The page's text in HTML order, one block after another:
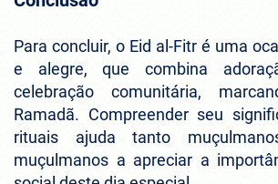
Para concluir, o Eid al-Fitr é uma
e alegre, que combina
celebração comunitária,
Ramadã. Compreender seu
rituais ajuda tanto
muçulmanos a apreciar a